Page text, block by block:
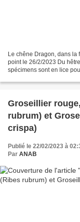
Le chêne Dragon, dans la
point le 26/2/2023 Du
spécimens sont en lice
Groseillier
rubrum) et
crispa)
Publié le 22/02/2023 à
Par ANAB